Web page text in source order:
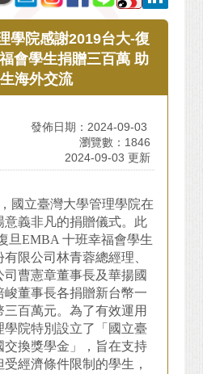
學院感謝2019台大-復
會學生捐贈三百萬 助
海外交流
發佈日期：2024-09-03
瀏覽數：1846
2024-09-03 更新
國立臺灣大學管理學院在
意義非凡的捐贈儀式。此
旦EMBA 十班幸福會學生
限公司林青蓉總經理、
曹憲章董事長及華揚國
峻董事長各捐贈新台幣一
百萬元。為了有效運用
院特別設立了「國立臺
交換獎學金」，旨在支持
經濟條件限制的學生，